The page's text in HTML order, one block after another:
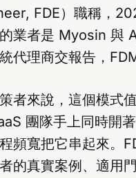
FDE）職稱，
業者是 Myosin 與
代理商交報告，
者來說，這個模式
團隊手上同時開
頻寬把它串起來。
的真實案例、適用